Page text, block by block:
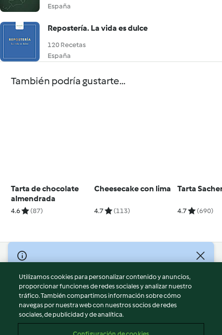
España
Repostería. La vida es dulce
120 Recetas
España
También podría gustarte...
Tarta de chocolate
almendrada
4.6 (87)
Cheesecake con lima
4.7 (113)
Tarta
4.7 (690)
© Copyright 2026
Términos de uso
Política de privacidad
Aviso legal
Información legal
Utilizamos cookies para personalizar contenido y anuncios,
proporcionar funciones de redes sociales y analizar nuestro
tráfico. También compartimos información sobre cómo
navegas por nuestra web con nuestros socios de redes
sociales, de publicidad y de analítica.